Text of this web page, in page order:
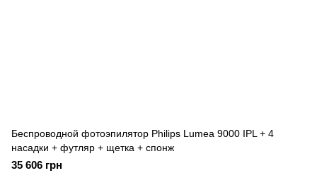
Беспроводной фотоэпилятор Philips Lumea 9000 IPL + 4
насадки + футляр + щетка + спонж
35 606 грн